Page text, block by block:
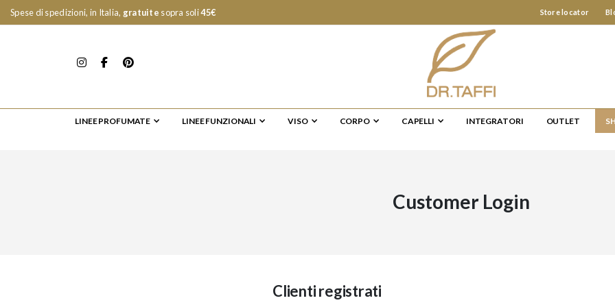
Spese di spedizioni, in Italia, gratuite sopra soli45€ Store locator
LINEE PROFUMATE LINEE FUNZIONALI VISO CORPO CAPELLI INTEGRATORI OUTLET
Customer Login
Clienti registrati